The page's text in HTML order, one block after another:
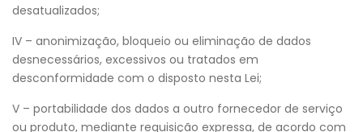
desatualizados;
IV – anonimização, bloqueio ou eliminação de dados
desnecessários, excessivos ou tratados em
desconformidade com o disposto nesta Lei;
V – portabilidade dos dados a outro fornecedor de serviço
ou produto, mediante requisição expressa, de acordo com